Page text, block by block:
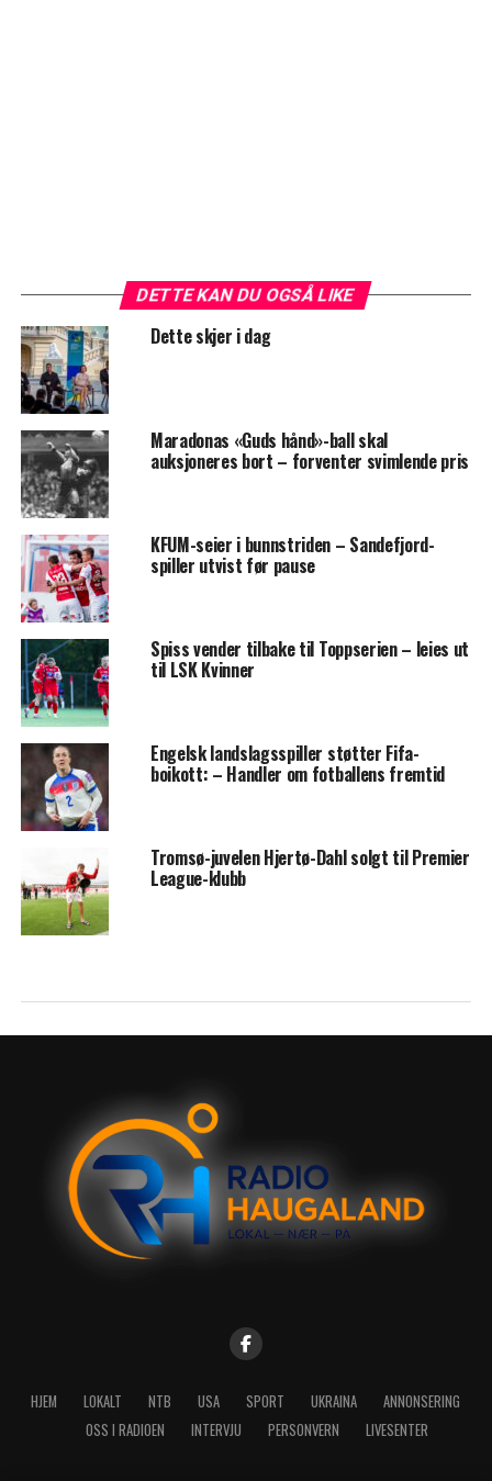
DETTE KAN DU OGSÅ LIKE
Dette skjer i dag
Maradonas «Guds hånd»-ball skal
auksjoneres bort – forventer svimlende pris
KFUM-seier i bunnstriden – Sandefjord-
spiller utvist før pause
Spiss vender tilbake til Toppserien – leies ut
til LSK Kvinner
Engelsk landslagsspiller støtter Fifa-
boikott: – Handler om fotballens fremtid
Tromsø-juvelen Hjertø-Dahl solgt til Premier
League-klubb
HJEM LOKALT NTB USA SPORT UKRAINA
ANNONSERING
OSS I RADIOEN
INTERVJU PERSONVERN LIVESENTER